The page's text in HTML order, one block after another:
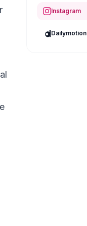
Instagram
Dailymotion